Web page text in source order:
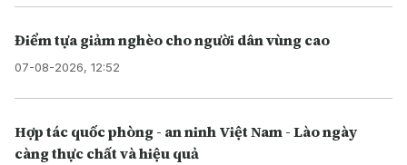
Điểm tựa giảm nghèo cho người dân vùng cao
07-08-2026, 12:52
Hợp tác quốc phòng - an ninh Việt Nam - Lào ngày
càng thực chất và hiệu quả